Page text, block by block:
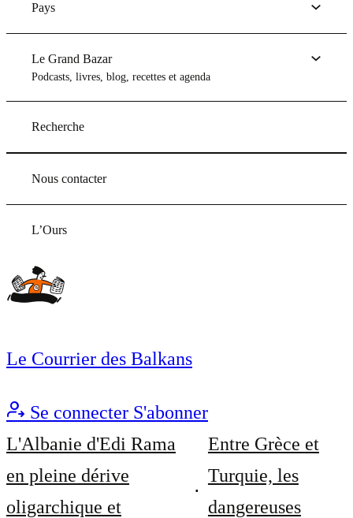
Pays
Le Grand Bazar
Podcasts, livres, blog, recettes et agenda
Recherche
Nous contacter
L’Ours
Le Courrier des Balkans
Se connecter S'abonner
L'Albanie d'Edi Rama
en pleine dérive
oligarchique et
Entre Grèce et
Turquie, les
dangereuses